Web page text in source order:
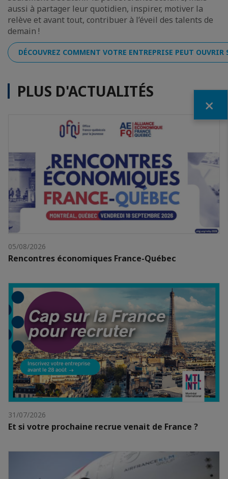
aussi à partager leur quotidien, inspirer, motiver la
relève et avant tout, contribuer à l’éveil des talents de
demain !
DÉCOUVREZ COMMENT VOTRE ENTREPRISE PEUT
PLUS D'ACTUALITÉS
05/08/2026
Rencontres économiques France-Québec
31/07/2026
Et si votre prochaine recrue venait de France ?